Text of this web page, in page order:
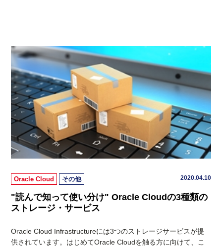
Oracle Cloud その他 2020.04.10
"読んで知って使い分け" Oracle Cloudの3種類の
ストレージ・サービス
Oracle Cloud Infrastructureには3つのストレージサービスが提
供されています。はじめてOracle Cloudを触る方に向けて、こ